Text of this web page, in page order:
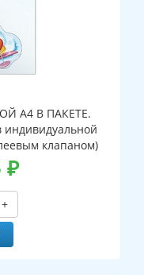
А4 В ПАКЕТЕ.
индивидуальной
клапаном)
₽
+